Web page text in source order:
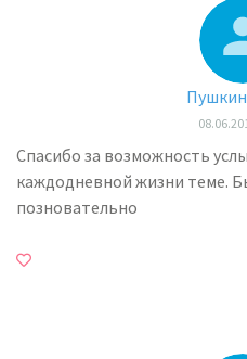
Спасибо за возможность
каждодневной жизни теме.
позновательно